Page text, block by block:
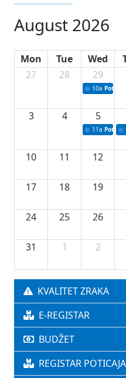
August 2026
Mon Tue Wed
27
28 29
10a
3 4 5
11a
10 11 12
17 18 19
24 25 26
31 1 2
KVALITET ZRAKA
E-REGISTAR
BUDŽET
REGISTAR POTICAJA